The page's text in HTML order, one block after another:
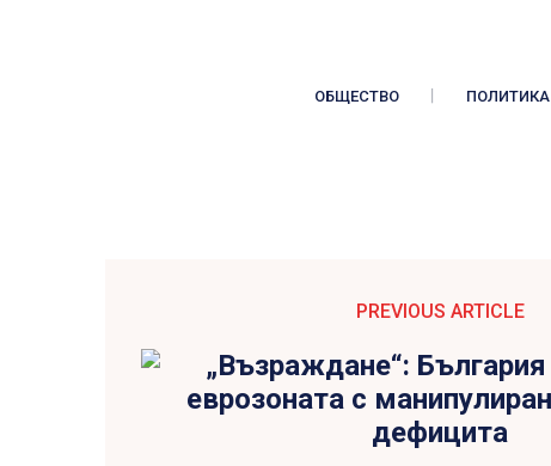
ОБЩЕСТВО ПОЛИТИКА
PREVIOUS ARTICLE